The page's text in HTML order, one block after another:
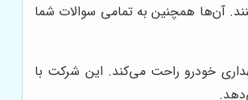
آن‌ها همچنین به تمامی سوالات شما
خودرو راحت می‌کند. این شرکت با